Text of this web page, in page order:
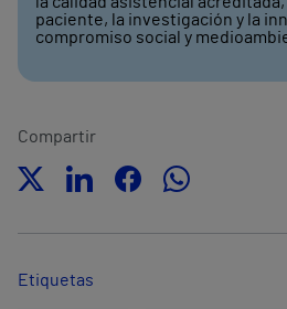
paciente, la investigación y la
compromiso social y
Compartir
Etiquetas